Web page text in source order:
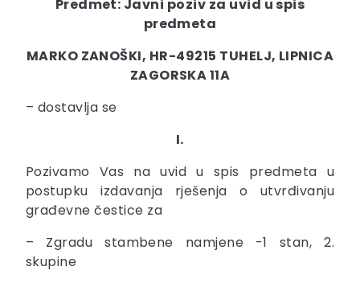
Predmet: Javni poziv za uvid u spis
predmeta
MARKO ZANOŠKI, HR-49215 TUHELJ, LIPNICA
ZAGORSKA 11A
– dostavlja se
I.
Pozivamo Vas na uvid u spis predmeta u
postupku izdavanja rješenja o utvrđivanju
građevne čestice za
– Zgradu stambene namjene -1 stan, 2.
skupine